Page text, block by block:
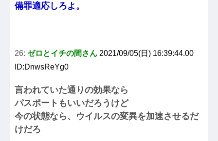
備罪適応しろよ。
26: ゼロとイチの間さん 2021/09/05(日) 16:39:44.00
ID:DnwsReYg0
言われていた通りの効果なら
パスポートもいいだろうけど
今の状態なら、ウイルスの変異を加速させるだ
けだろ